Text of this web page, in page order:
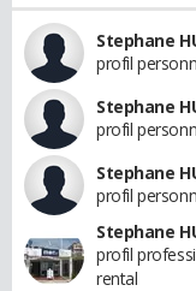
Stephane
profil
Stephane
profil
Stephane
profil
Stephane
profil
rental